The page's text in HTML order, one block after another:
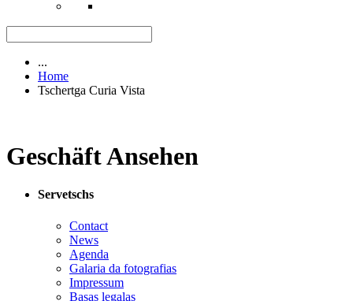
...
Home
Tschertga Curia Vista
Geschäft Ansehen
Servetschs
Contact
News
Agenda
Galaria da fotografias
Impressum
Basas legalas